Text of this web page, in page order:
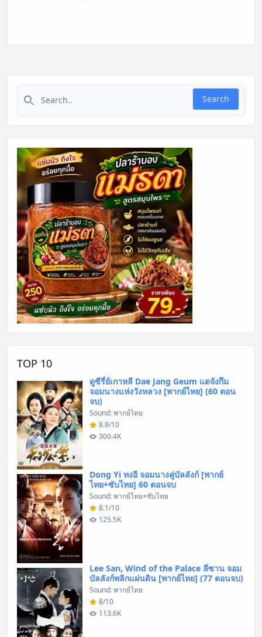
Search for:
Search
TOP 10
ดูซีรี่ย์เกาหลี Dae Jang Geum แดจังกึม
จอมนางแห่งวังหลวง [พากย์ไทย] (60 ตอน
จบ)
Sound: พากย์ไทย
8.9/10
300.4K
Dong Yi ทงอี จอมนางคู่บัลลังก์ [พากย์
ไทย+ซับไทย] 60 ตอนจบ
Sound: พากย์ไทย+ซับไทย
8.1/10
125.5K
Lee San, Wind of the Palace ลีซาน จอม
บัลลังก์พลิกแผ่นดิน [พากย์ไทย] (77 ตอนจบ)
Sound: พากย์ไทย
8/10
113.6K